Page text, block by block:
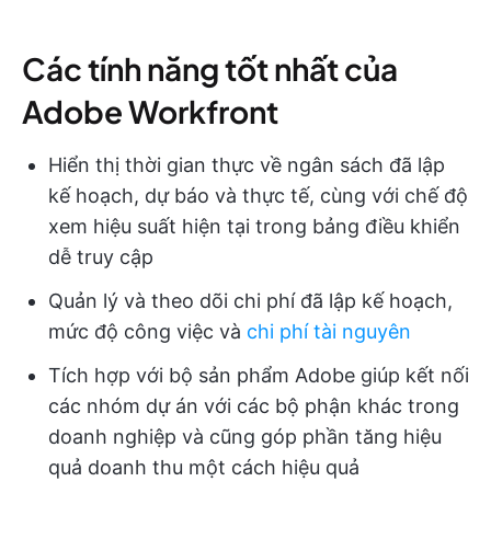
Các tính năng tốt nhất của
Adobe Workfront
Hiển thị thời gian thực về ngân sách đã lập
kế hoạch, dự báo và thực tế, cùng với chế độ
xem hiệu suất hiện tại trong bảng điều khiển
dễ truy cập
Quản lý và theo dõi chi phí đã lập kế hoạch,
mức độ công việc và chi phí tài nguyên
Tích hợp với bộ sản phẩm Adobe giúp kết nối
các nhóm dự án với các bộ phận khác trong
doanh nghiệp và cũng góp phần tăng hiệu
quả doanh thu một cách hiệu quả